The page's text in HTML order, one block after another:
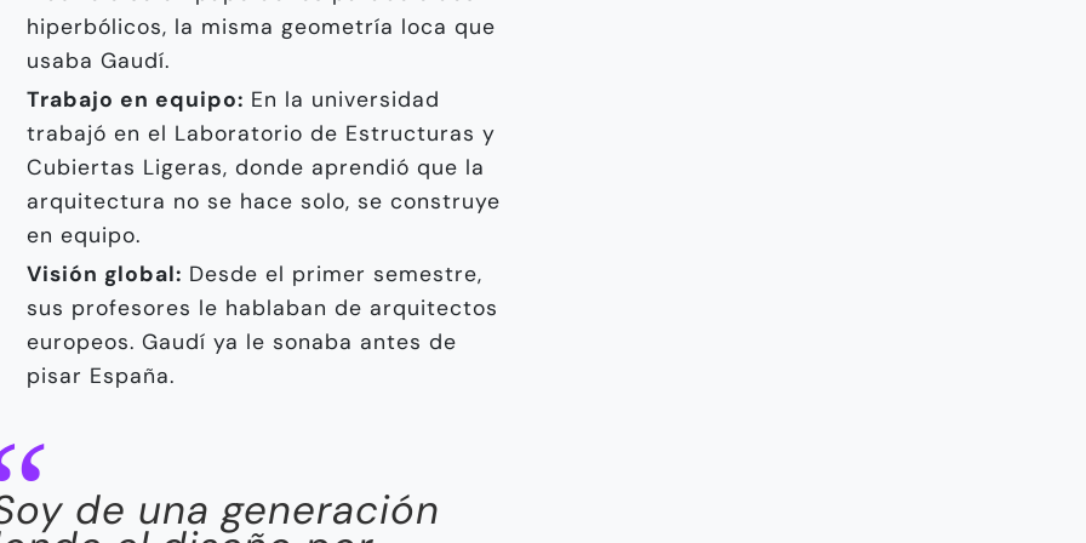
hiperbólicos, la misma geometría loca que
usaba Gaudí.
Trabajo en equipo: En la universidad
trabajó en el Laboratorio de Estructuras y
Cubiertas Ligeras, donde aprendió que la
arquitectura no se hace solo, se construye
en equipo.
Visión global: Desde el primer semestre,
sus profesores le hablaban de arquitectos
europeos. Gaudí ya le sonaba antes de
pisar España.
de una generación